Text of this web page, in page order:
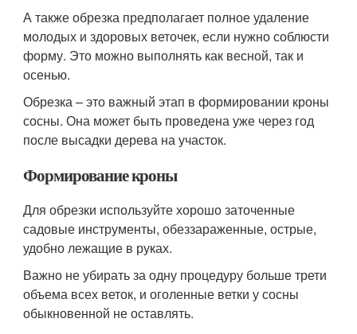
А также обрезка предполагает полное удаление
молодых и здоровых веточек, если нужно соблюсти
форму. Это можно выполнять как весной, так и
осенью.
Обрезка – это важный этап в формировании кроны
сосны. Она может быть проведена уже через год
после высадки дерева на участок.
Формирование кроны
Для обрезки используйте хорошо заточенные
садовые инструменты, обеззараженные, острые,
удобно лежащие в руках.
Важно не убирать за одну процедуру больше трети
объема всех веток, и оголенные ветки у сосны
обыкновенной не оставлять.